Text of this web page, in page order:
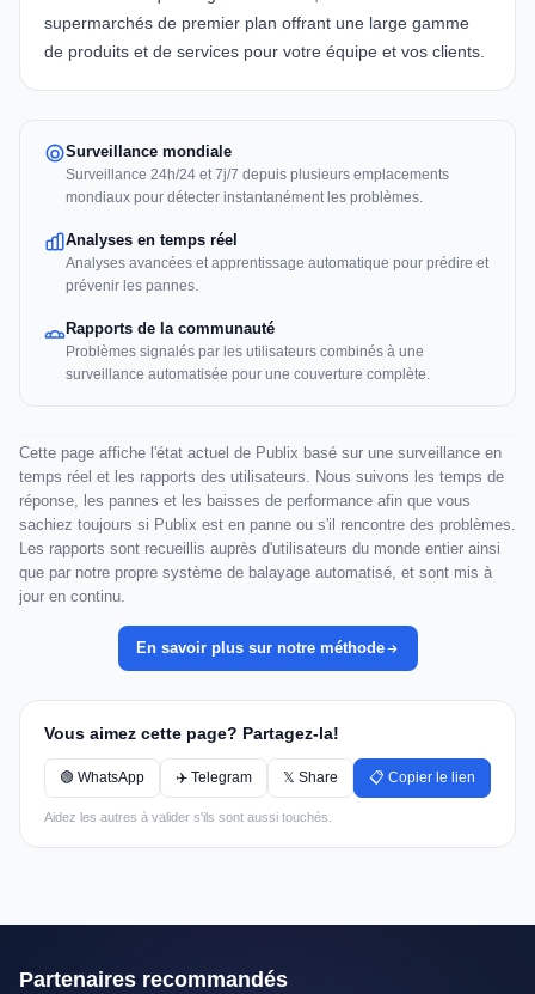
supermarchés de premier plan offrant une large gamme
de produits et de services pour votre équipe et vos clients.
Surveillance mondiale
Surveillance 24h/24 et 7j/7 depuis plusieurs emplacements
mondiaux pour détecter instantanément les problèmes.
Analyses en temps réel
Analyses avancées et apprentissage automatique pour prédire et
prévenir les pannes.
Rapports de la communauté
Problèmes signalés par les utilisateurs combinés à une
surveillance automatisée pour une couverture complète.
Cette page affiche l'état actuel de Publix basé sur une surveillance en
temps réel et les rapports des utilisateurs. Nous suivons les temps de
réponse, les pannes et les baisses de performance afin que vous
sachiez toujours si Publix est en panne ou s'il rencontre des problèmes.
Les rapports sont recueillis auprès d'utilisateurs du monde entier ainsi
que par notre propre système de balayage automatisé, et sont mis à
jour en continu.
En savoir plus sur notre méthode
Vous aimez cette page? Partagez-la!
🟢 WhatsApp ✈️ Telegram 𝕏 Share 📋 Copier le lien
Aidez les autres à valider s'ils sont aussi touchés.
Partenaires recommandés